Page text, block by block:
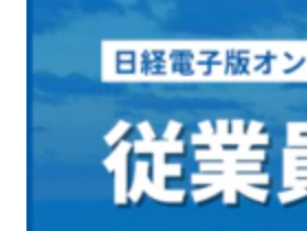
無料デモを見る